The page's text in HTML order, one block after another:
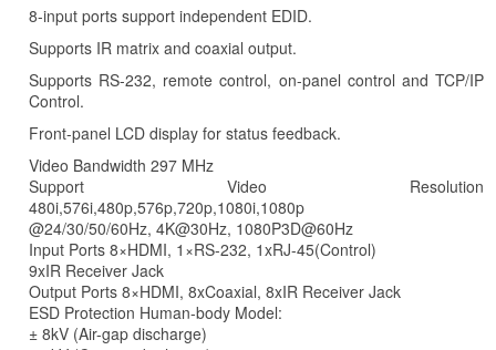
8-input ports support independent EDID.
Supports IR matrix and coaxial output.
Supports RS-232, remote control, on-panel control and TCP/IP
Control.
Front-panel LCD display for status feedback.
Video Bandwidth 297 MHz
Support Video Resolution
480i,576i,480p,576p,720p,1080i,1080p
@24/30/50/60Hz, 4K@30Hz, 1080P3D@60Hz
Input Ports 8×HDMI, 1×RS-232, 1xRJ-45(Control)
9xIR Receiver Jack
Output Ports 8×HDMI, 8xCoaxial, 8xIR Receiver Jack
ESD Protection Human-body Model:
± 8kV (Air-gap discharge)